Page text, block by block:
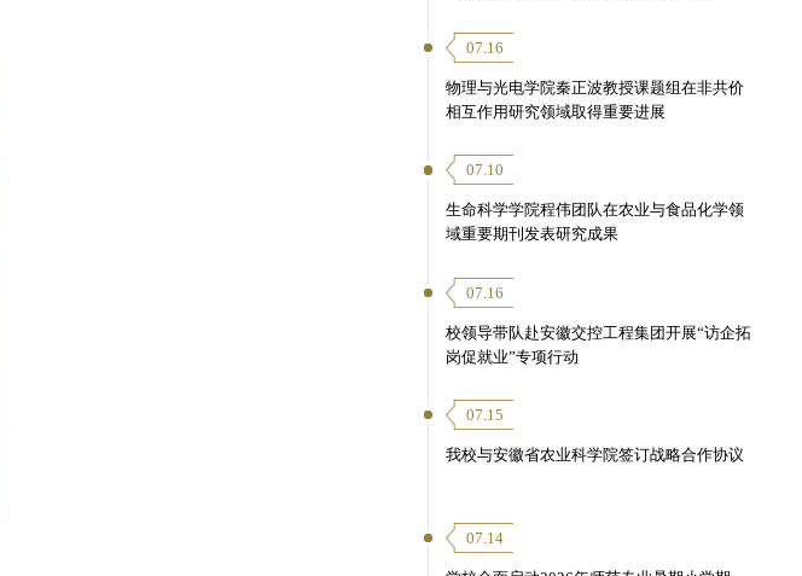
07.16
物理与光电学院秦正波教授课题组在非共价
相互作用研究领域取得重要进展
07.10
生命科学学院程伟团队在农业与食品化学领
域重要期刊发表研究成果
07.16
校领导带队赴安徽交控工程集团开展“访企拓
岗促就业”专项行动
07.15
我校与安徽省农业科学院签订战略合作协议
07.14